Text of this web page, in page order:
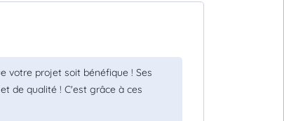
votre projet soit bénéfique ! Ses
de qualité ! C'est grâce à ces